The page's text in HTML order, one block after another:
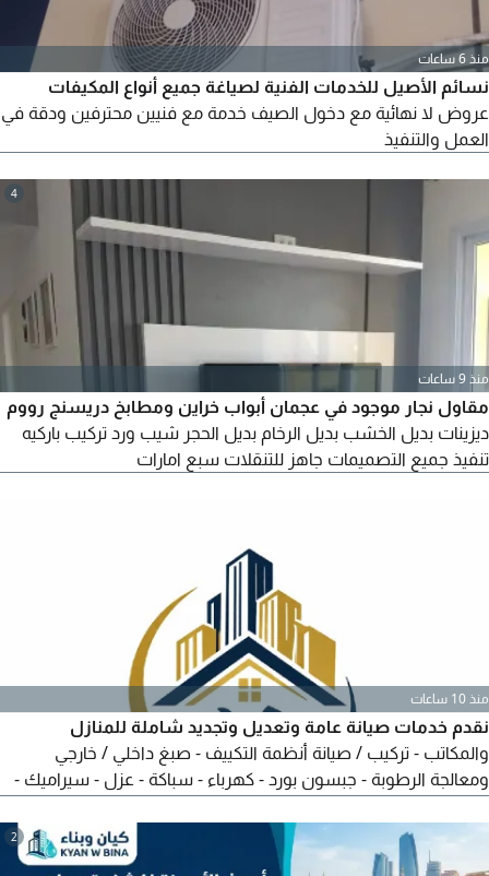
منذ 6 ساعات
نسائم الأصيل للخدمات الفنية لصياغة جميع أنواع المكيفات
عروض لا نهائية مع دخول الصيف خدمة مع فنيين محترفين ودقة في
العمل والتنفيذ
4
منذ 9 ساعات
مقاول نجار موجود في عجمان أبواب خراين ومطابخ دريسنج رووم
ديزينات بديل الخشب بديل الرخام بديل الحجر شيب ورد تركيب باركيه
تنفيذ جميع التصميمات جاهز للتنقلات سبع امارات
منذ 10 ساعات
نقدم خدمات صيانة عامة وتعديل وتجديد شاملة للمنازل
والمكاتب - تركيب / صيانة أنظمة التكييف - صبغ داخلي / خارجي
ومعالجة الرطوبة - جبسون بورد - كهرباء - سباكة - عزل - سيراميك -
كافة الامارات
2